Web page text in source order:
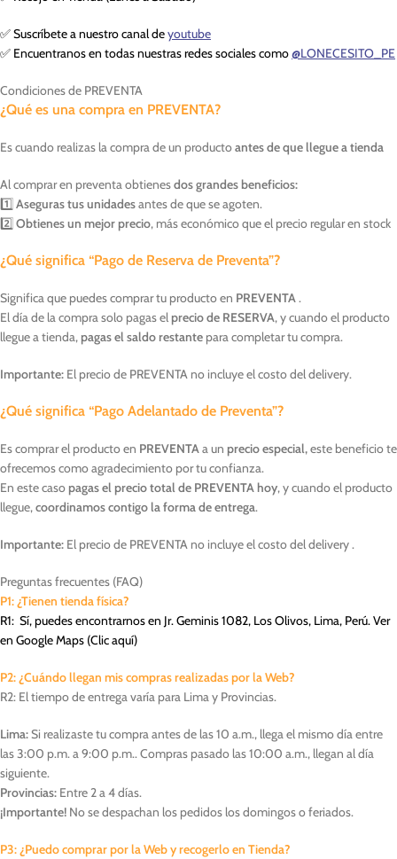
✅ Suscríbete a nuestro canal deyoutube
✅ Encuentranos en todas nuestras redes sociales como@LONECESITO_PE
Condiciones de PREVENTA
¿Qué es una compra en PREVENTA?
Es cuando realizas la compra de un productoantes de que llegue a tienda
Al comprar en preventa obtienesdos grandes beneficios:
1️⃣ Aseguras tus unidadesantes de que se agoten.
2️⃣ Obtienes un mejor precio, más económico que el precio regular en stock
¿Qué significa “Pago de Reserva de Preventa”?
Significa que puedes comprar tu producto en PREVENTA.
El día de la compra solo pagas elprecio de RESERVA, y cuando el producto
llegue a tienda,pagas el saldo restante para completar tu compra.
Importante: El precio de PREVENTA no incluye el costo del delivery.
¿Qué significa “Pago Adelantado de Preventa”?
Es comprar el producto en PREVENTAa un precio especial,este beneficio te
ofrecemos como agradecimiento por tu confianza.
En este casopagas el precio total de PREVENTA hoy, y cuando el producto
llegue,coordinamos contigo la forma de entrega.
Importante: El precio de PREVENTA no incluye el costo del delivery .
Preguntas frecuentes (FAQ)
P1: ¿Tienen tienda física?
R1: Sí, puedes encontrarnos en Jr. Geminis 1082, Los Olivos, Lima, Perú. Ver
en Google Maps (Clic aquí)
P2: ¿Cuándo llegan mis compras realizadas por la Web?
R2: El tiempo de entrega varía para Lima y Provincias.
Lima:Si realizaste tu compra antes de las 10 a.m., llega el mismo día entre
las 3:00 p.m. a 9:00 p.m.. Compras pasado las 10:00 a.m., llegan al día
siguiente.
Provincias: Entre 2 a 4 días.
¡Importante! No se despachan los pedidos los domingos o feriados.
P3: ¿Puedo comprar por la Web y recogerlo en Tienda?